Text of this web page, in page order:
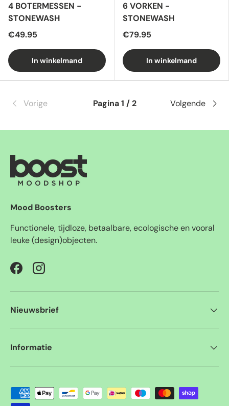
4 BOTERMESSEN -
STONEWASH
€49.95
In winkelmand
6 VORKEN -
STONEWASH
€79.95
In winkelmand
Vorige Pagina 1 / 2 Volgende
Mood Boosters
Functionele, tijdloze, betaalbare, ecologische en vooral
leuke (design)objecten.
FacebookInstagram
Nieuwsbrief
Informatie
Geaccepteerde betaalmethoden